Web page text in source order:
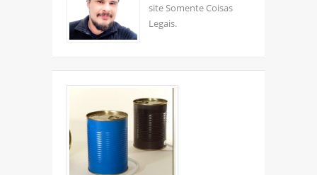
site Somente Coisas
Legais.